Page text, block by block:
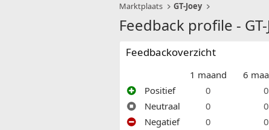
Marktplaats
GT-Joey
Feedback profile -
Feedbackoverzicht
1 maand 6
Positief
0 0
Neutraal
0 0
Negatief
0 0